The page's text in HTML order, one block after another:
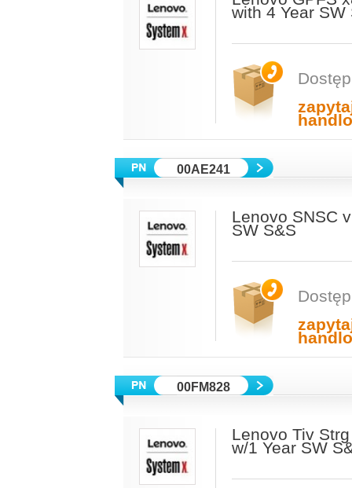
with 4 Year SW
00AE241
Lenovo SNSC
SW S&S
00FM828
Lenovo Tiv
w/1 Year SW